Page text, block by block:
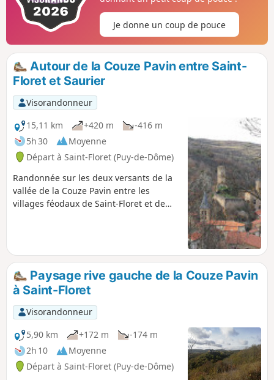
Je donne un coup de pouce
Autour de la Couze Pavin entre Saint-
Floret et Saurier
Visorandonneur
15,11 km
+420 m
-416 m
5h 30
Moyenne
Départ à Saint-Floret (Puy-de-Dôme)
Randonnée sur les deux versants de la
vallée de la Couze Pavin entre les
villages féodaux de Saint-Floret et de
château de Saint-Floret, de l'église du
Chastel, de la Maison du Louvetier de
Saurier.Paysage rive gauche de la Couze Pavin
à Saint-Floret
Visorandonneur
5,90 km
+172 m
-174 m
2h 10
Moyenne
Départ à Saint-Floret (Puy-de-Dôme)